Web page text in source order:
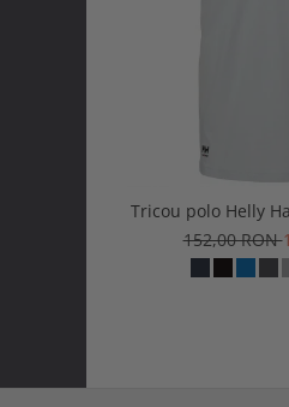
Tricou polo Helly
152,00 RON